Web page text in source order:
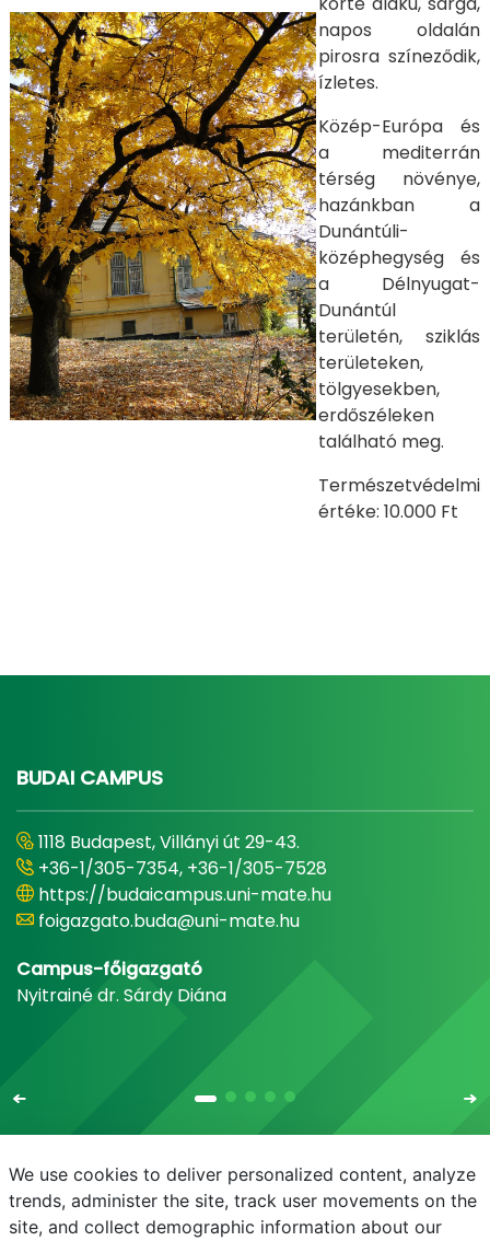
napos oldalán
pirosra színeződik,
ízletes.
Közép-Európa és
a mediterrán
térség növénye,
hazánkban a
Dunántúli-
középhegység és
a Délnyugat-
Dunántúl
területén, sziklás
területeken,
tölgyesekben,
erdőszéleken
található meg.
Természetvédelmi
értéke: 10.000 Ft
BUDAI CAMPUS
1118 Budapest, Villányi út 29-43.
+36-1/305-7354, +36-1/305-7528
https://budaicampus.uni-mate.hu
foigazgato.buda@uni-mate.hu
Campus-főigazgató
Nyitrainé dr. Sárdy Diána
E-mail Telefonkönyv NEPTUN E-learning
We use cookies to deliver personalized content, analyze
trends, administer the site, track user movements on the
site, and collect demographic information about our